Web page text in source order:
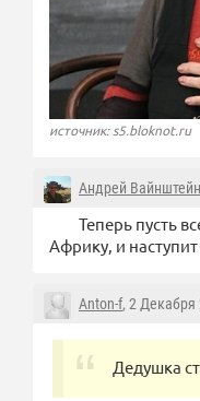
источник: s5.bloknot.ru
Андрей Вайнштейн
Теперь пусть
Африку, и наступит
Anton-f, 2 Декабря
Дедушка